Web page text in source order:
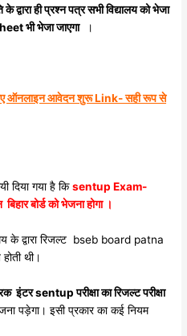
के द्वारा ही प्रश्न पत्र सभी विद्यालय को भेजा
भी भेजा जाएगा।
ऑनलाइन आवेदन शुरू Link- सही रूप से
दिया गया है किsentup Exam-
बोर्ड को भेजना होगा ।
के द्वारा रिजल्ट bseb board patna
थी।
इंटर sentup परीक्षा का रिजल्ट परीक्षा
पड़ेगा। इसी प्रकार का कई नियम